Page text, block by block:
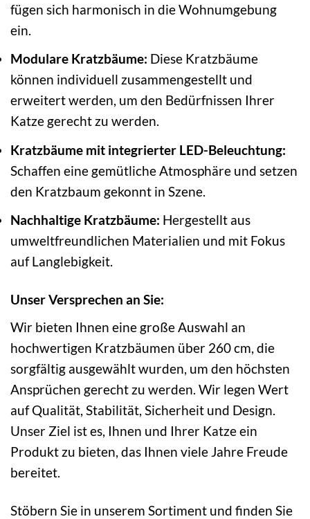
fügen sich harmonisch in die Wohnumgebung
ein.
Modulare Kratzbäume: Diese Kratzbäume
können individuell zusammengestellt und
erweitert werden, um den Bedürfnissen Ihrer
Katze gerecht zu werden.
Kratzbäume mit integrierter LED-Beleuchtung:
Schaffen eine gemütliche Atmosphäre und setzen
den Kratzbaum gekonnt in Szene.
Nachhaltige Kratzbäume: Hergestellt aus
umweltfreundlichen Materialien und mit Fokus
auf Langlebigkeit.
Unser Versprechen an Sie:
Wir bieten Ihnen eine große Auswahl an
hochwertigen Kratzbäumen über 260 cm, die
sorgfältig ausgewählt wurden, um den höchsten
Ansprüchen gerecht zu werden. Wir legen Wert
auf Qualität, Stabilität, Sicherheit und Design.
Unser Ziel ist es, Ihnen und Ihrer Katze ein
Produkt zu bieten, das Ihnen viele Jahre Freude
bereitet.
Stöbern Sie in unserem Sortiment und finden Sie